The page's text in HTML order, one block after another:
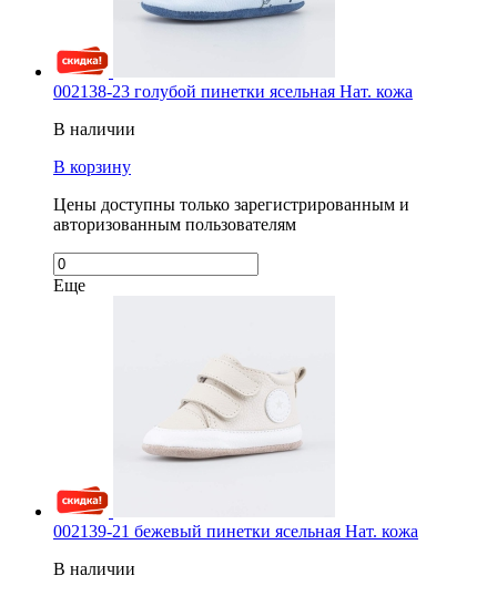
002138-23 голубой пинетки ясельная Нат. кожа
В наличии
В корзину
Цены доступны только зарегистрированным и
авторизованным пользователям
Еще
002139-21 бежевый пинетки ясельная Нат. кожа
В наличии